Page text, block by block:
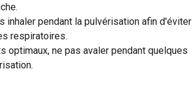
inhaler pendant la pulvérisation afin d'éviter
respiratoires.
optimaux, ne pas avaler pendant quelques